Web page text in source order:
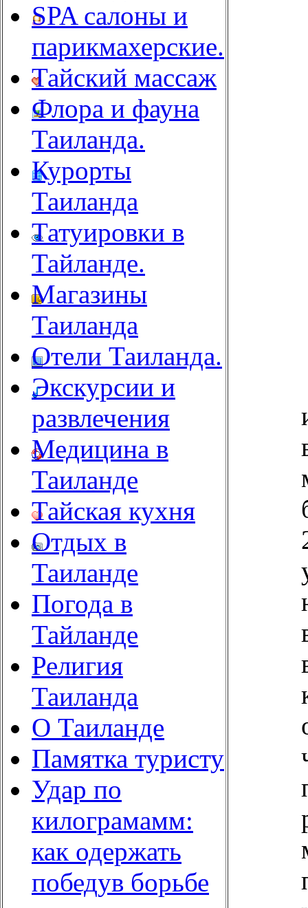
SPA салоны и
парикмахерские.
Тайский массаж
Флора и фауна
Таиланда.
Курорты
Таиланда
Татуировки в
Тайланде.
Магазины
Таиланда
Отели Таиланда.
Экскурсии и
развлечения
Медицина в
Таиланде
Тайская кухня
Отдых в
Таиланде
Погода в
Тайланде
Религия
Таиланда
О Таиланде
Памятка туристу
Удар по
килограмамм:
как одержать
победув борьбе